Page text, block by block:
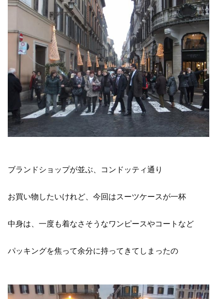
ブランドショップが並ぶ、コンドッティ通り
お買い物したいけれど、今回はスーツケースが一杯
中身は、一度も着なさそうなワンピースやコートなど
パッキングを焦って余分に持ってきてしまったの